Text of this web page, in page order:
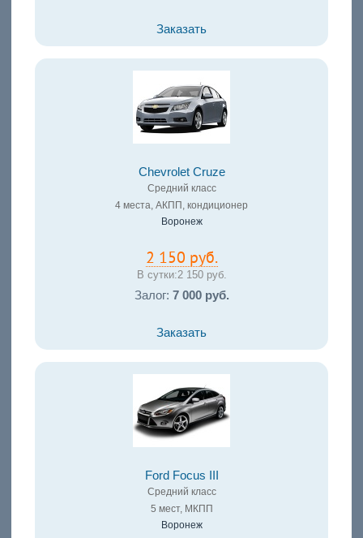
Заказать
Chevrolet Cruze
Средний класс
4 места, АКПП, кондиционер
Воронеж
2 150 руб.
В сутки:2 150 руб.
Залог: 7 000 руб.
Заказать
Ford Focus III
Средний класс
5 мест, МКПП
Воронеж